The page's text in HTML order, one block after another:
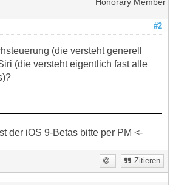
Honorary Member
#2
(die versteht generell
(die versteht eigentlich fast alle
der iOS 9-Betas bitte per PM <-
Zitieren